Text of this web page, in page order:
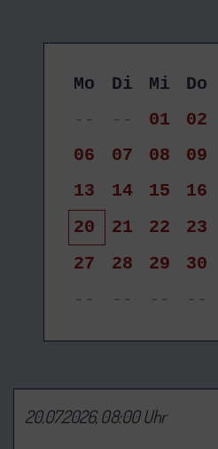
Mo Di Mi Do
--
-- 01 02
06
07 08 09
13
14 15 16
20
21 22 23
27
28 29 30
--
-- -- --
20.07.2026, 08:00 Uhr